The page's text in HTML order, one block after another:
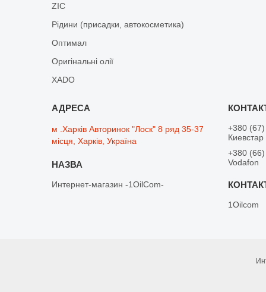
ZIC
Рідини (присадки, автокосметика)
Оптимал
Оригінальні олії
XADO
м .Харків Авторинок "Лоск" 8 ряд 35-37
місця, Харків, Україна
Интернет-магазин -1OilCom-
+380
Киевстар
+380
Vodafon
1Oilcom